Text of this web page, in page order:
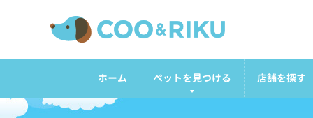
ホーム ペットを見つける 店舗を探す